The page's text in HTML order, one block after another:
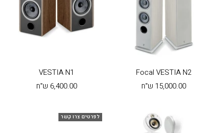
Focal VESTIA N2
מחיר
15,000.00 ש"ח
VESTIA N1
מחיר
6,400.00 ש"ח
לפרטים צרו קשר